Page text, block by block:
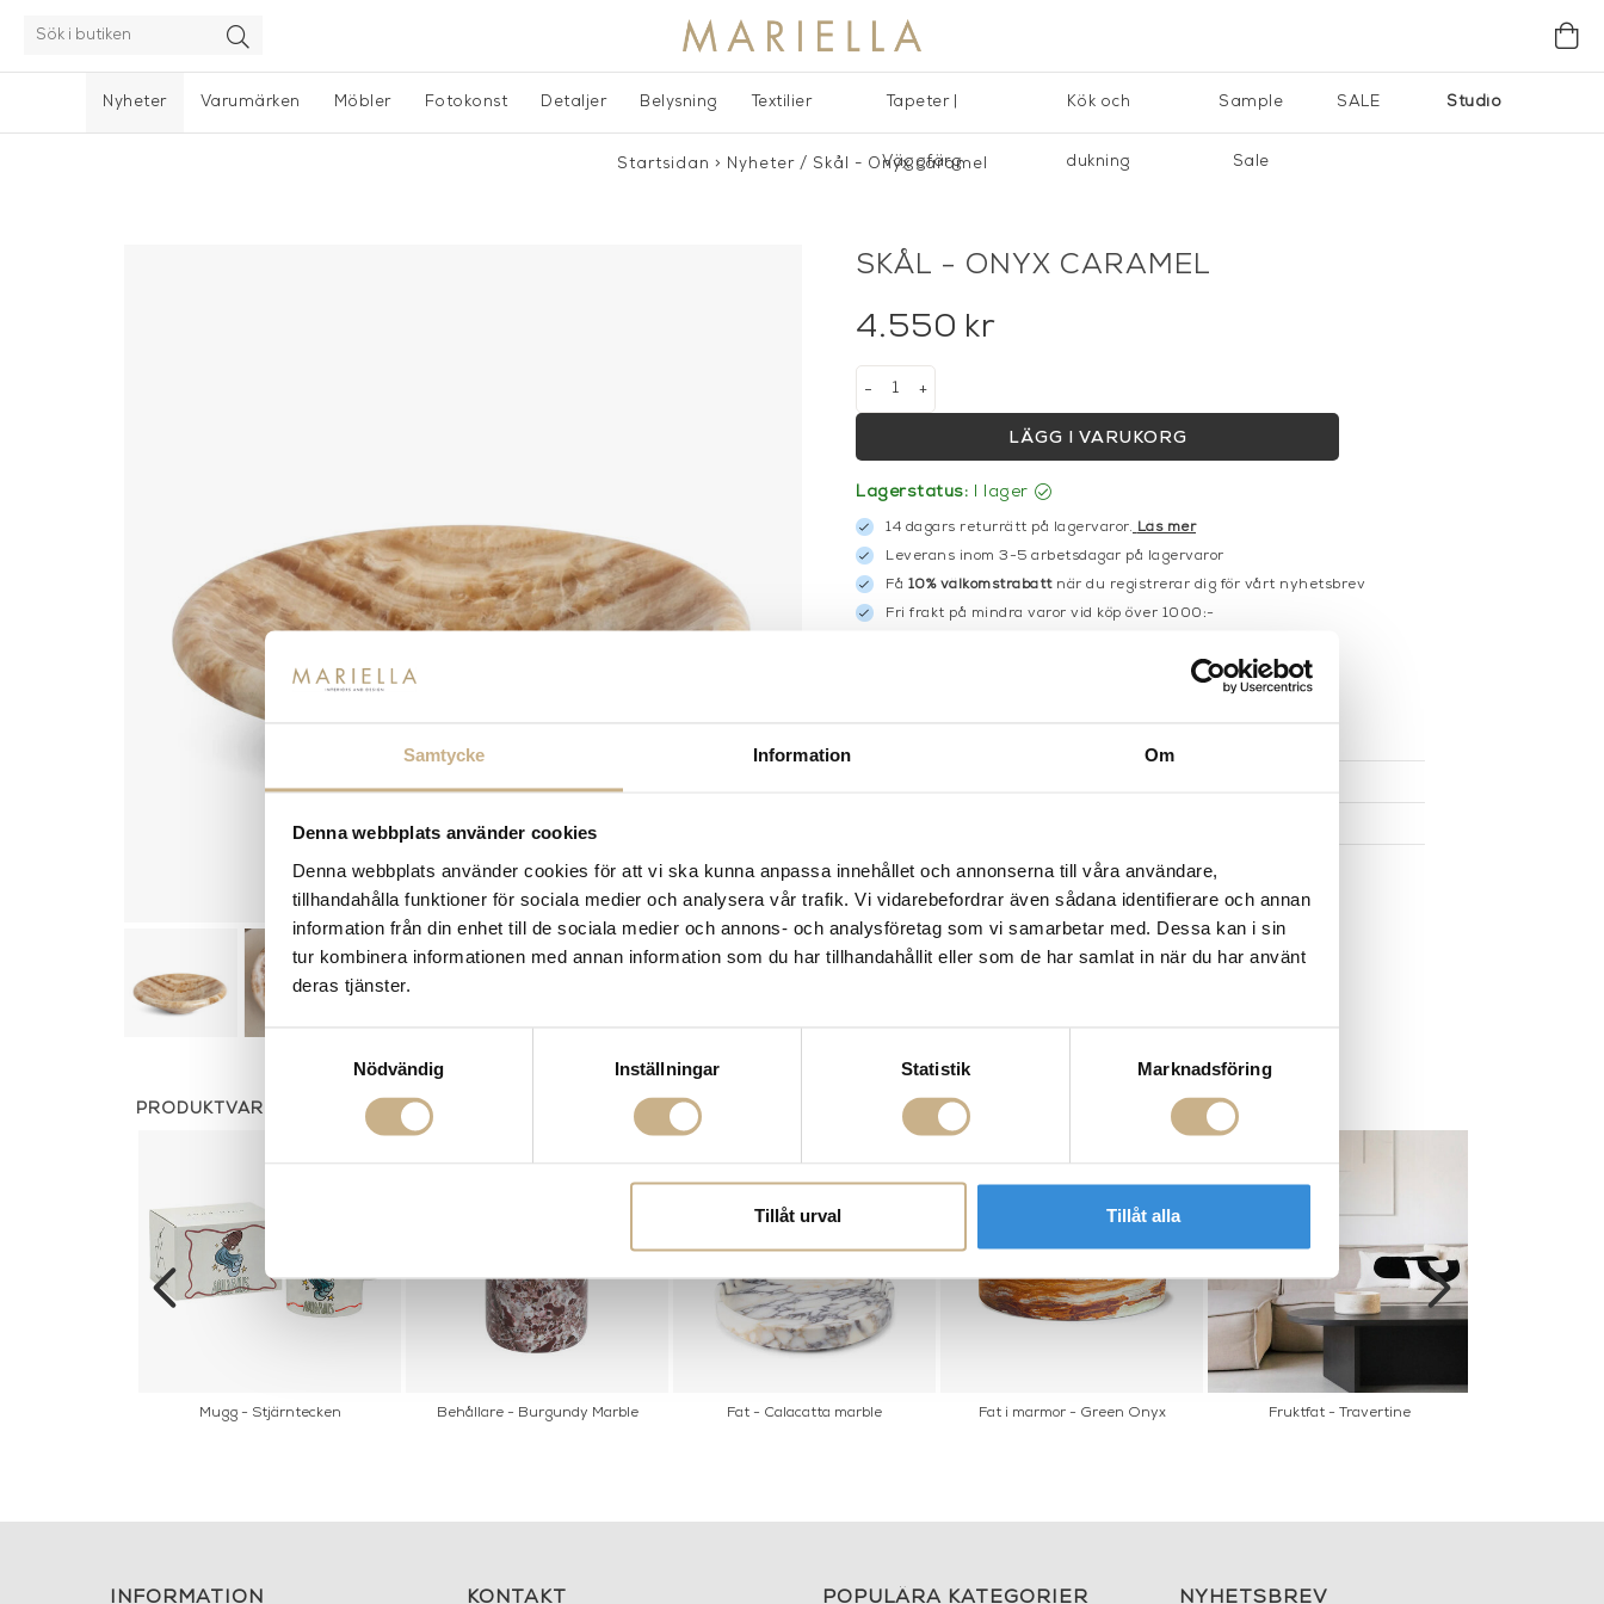
Samtycke Information Om
Denna webbplats använder cookies
Denna webbplats använder cookies för att vi ska kunna anpassa innehållet och annonserna till våra användare,
tillhandahålla funktioner för sociala medier och analysera vår trafik. Vi vidarebefordrar även sådana identifierare och annan
information från din enhet till de sociala medier och annons- och analysföretag som vi samarbetar med. Dessa kan i sin
tur kombinera informationen med annan information som du har tillhandahållit eller som de har samlat in när du har använt
deras tjänster.
Samtyckesval
Nödvändig
Inställningar Statistik Marknadsföring
Tillåt urval Tillåt alla
Nyheter Studio
Varumärken Möbler Fotokonst Detaljer Belysning Textilier Tapeter |
Väggfärg
Kök och
dukning
Sample
Sale
SALE
Startsidan > Nyheter/ Skål - Onyx caramel
SKÅL - ONYX CARAMEL
4.550 kr
+
-
LÄGG I VARUKORG
Lagerstatus: I lager
14 dagars returrätt på lagervaror. Läs mer
Leverans inom 3-5 arbetsdagar på lagervaror
Få 10% välkomstrabattnär du registrerar dig för vårt nyhetsbrev
Fri frakt på mindra varor vid köp över 1000:-
PRODUKTVARIANTER
Mugg - Stjärntecken Behållare - Burgundy Marble Fat - Calacatta marble Fat i marmor - Green Onyx Fruktfat - Travertine
INFORMATION KONTAKT POPULÄRA KATEGORIER NYHETSBREV